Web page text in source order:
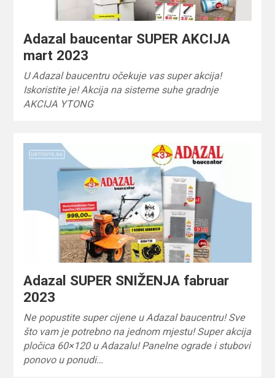
Adazal baucentar SUPER AKCIJA
mart 2023
U Adazal baucentru očekuje vas super akcija!
Iskoristite je! Akcija na sisteme suhe gradnje
AKCIJA YTONG
Adazal SUPER SNIŽENJA fabruar
2023
Ne popustite super cijene u Adazal baucentru! Sve
što vam je potrebno na jednom mjestu! Super akcija
pločica 60×120 u Adazalu! Panelne ograde i stubovi
ponovo u ponudi…